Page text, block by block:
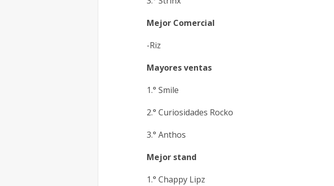
Mejor Comercial
-Riz
Mayores ventas
1.° Smile
2.° Curiosidades Rocko
3.° Anthos
Mejor stand
1.° Chappy Lipz